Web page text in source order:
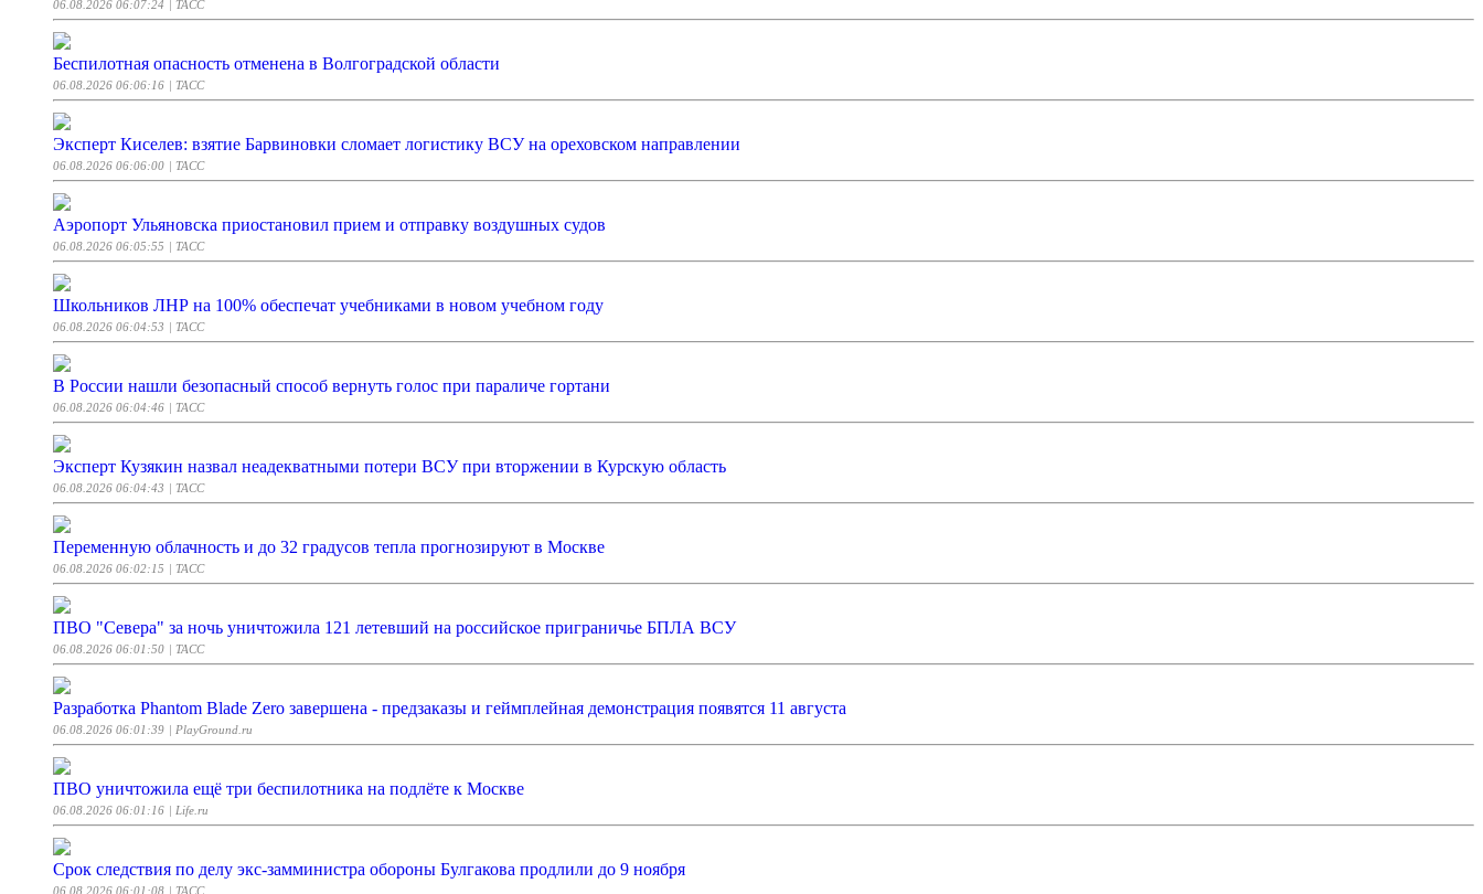
06.08.2026 06:07:24 | ТАСС
Беспилотная опасность отменена в Волгоградской области
06.08.2026 06:06:16 | ТАСС
Эксперт Киселев: взятие Барвиновки сломает логистику ВСУ на ореховском направлении
06.08.2026 06:06:00 | ТАСС
Аэропорт Ульяновска приостановил прием и отправку воздушных судов
06.08.2026 06:05:55 | ТАСС
Школьников ЛНР на 100% обеспечат учебниками в новом учебном году
06.08.2026 06:04:53 | ТАСС
В России нашли безопасный способ вернуть голос при параличе гортани
06.08.2026 06:04:46 | ТАСС
Эксперт Кузякин назвал неадекватными потери ВСУ при вторжении в Курскую область
06.08.2026 06:04:43 | ТАСС
Переменную облачность и до 32 градусов тепла прогнозируют в Москве
06.08.2026 06:02:15 | ТАСС
ПВО "Севера" за ночь уничтожила 121 летевший на российское приграничье БПЛА ВСУ
06.08.2026 06:01:50 | ТАСС
Разработка Phantom Blade Zero завершена - предзаказы и геймплейная демонстрация появятся 11 августа
06.08.2026 06:01:39 | PlayGround.ru
ПВО уничтожила ещё три беспилотника на подлёте к Москве
06.08.2026 06:01:16 | Life.ru
Срок следствия по делу экс-замминистра обороны Булгакова продлили до 9 ноября
06.08.2026 06:01:08 | ТАСС